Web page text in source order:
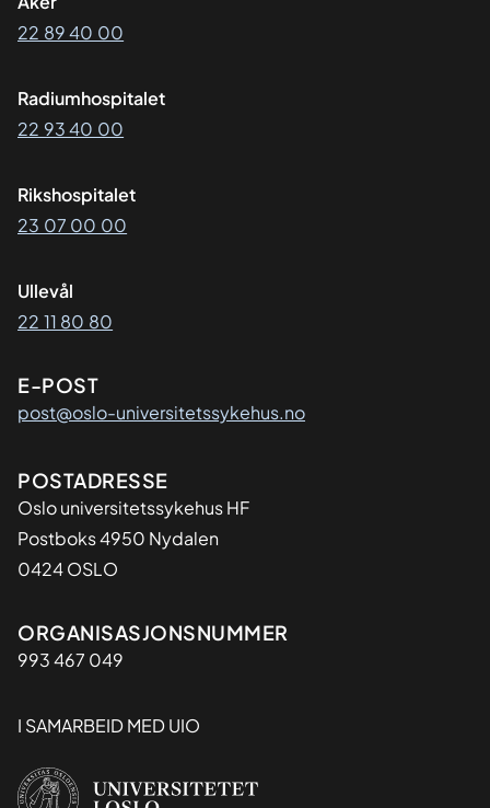
22 89 40 00
Radiumhospitalet
22 93 40 00
Rikshospitalet
23 07 00 00
Ullevål
22 11 80 80
E-POST
post@oslo-universitetssykehus.no
Adresse
POSTADRESSE
Oslo universitetssykehus HF
Postboks 4950 Nydalen
0424 OSLO
Organisasjon
ORGANISASJONSNUMMER
993 467 049
I SAMARBEID MED UIO